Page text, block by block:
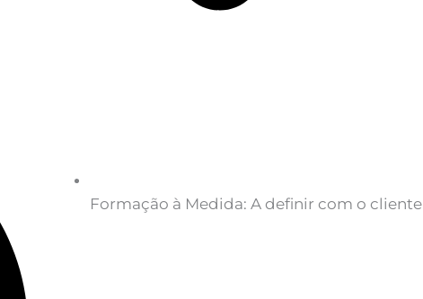
Formação à Medida: A definir com o cliente